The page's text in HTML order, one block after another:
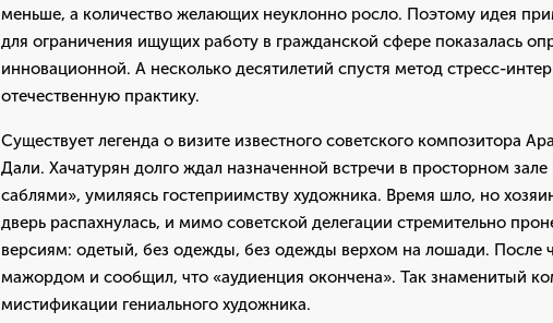
меньше, а количество желающих неуклонно росло. Поэтому идея
для ограничения ищущих работу в гражданской сфере показалась
инновационной. А несколько десятилетий спустя метод стресс-
отечественную практику.
Существует легенда о визите известного советского композитора
Дали. Хачатурян долго ждал назначенной встречи в просторном
саблями», умиляясь гостеприимству художника. Время шло, но
дверь распахнулась, и мимо советской делегации стремительно
версиям: одетый, без одежды, без одежды верхом на лошади. После
мажордом и сообщил, что «аудиенция окончена». Так знаменитый
мистификации гениального художника.